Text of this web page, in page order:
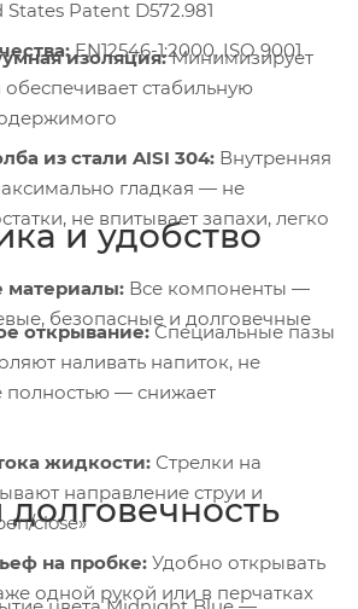
States Patent D572.981
EN12546-1:2000, ISO 9001
изоляция:Минимизирует
стабильную
из стали AISI 304: Внутренняя
гладкая — не
не впитывает запахи, легко
материалы: Все компоненты —
безопасные и долговечные
и удобство
открывание:Специальные пазы
наливать напиток, не
полностью — снижает
жидкости: Стрелки на
направление струи и
close»
на пробке: Удобно открывать
одной рукой или в перчатках